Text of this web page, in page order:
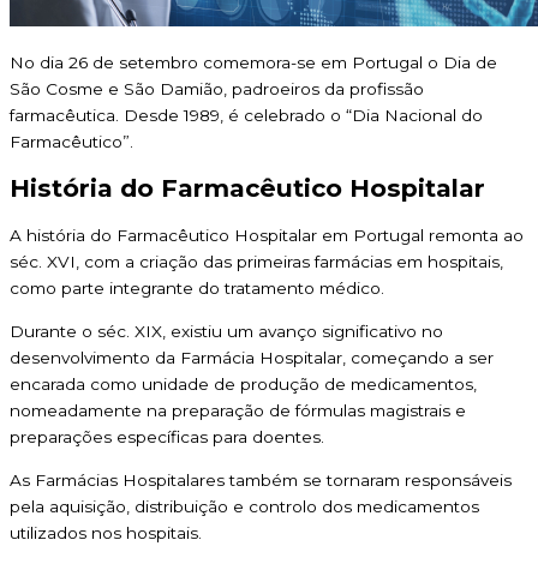
No dia 26 de setembro comemora-se em Portugal o Dia de
São Cosme e São Damião, padroeiros da profissão
farmacêutica. Desde 1989, é celebrado o “Dia Nacional do
Farmacêutico”.
História do Farmacêutico Hospitalar
A história do Farmacêutico Hospitalar em Portugal remonta ao
séc. XVI, com a criação das primeiras farmácias em hospitais,
como parte integrante do tratamento médico.
Durante o séc. XIX, existiu um avanço significativo no
desenvolvimento da Farmácia Hospitalar, começando a ser
encarada como unidade de produção de medicamentos,
nomeadamente na preparação de fórmulas magistrais e
preparações específicas para doentes.
As Farmácias Hospitalares também se tornaram responsáveis
pela aquisição, distribuição e controlo dos medicamentos
utilizados nos hospitais.